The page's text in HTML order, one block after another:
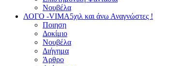
Νουβέλα
ΛΟΓΟ -VIMA5χιλ και άνω Αναγνώστες !
Ποιηση
Δοκίμιο
Νουβέλα
Διήγημα
Άρθρο